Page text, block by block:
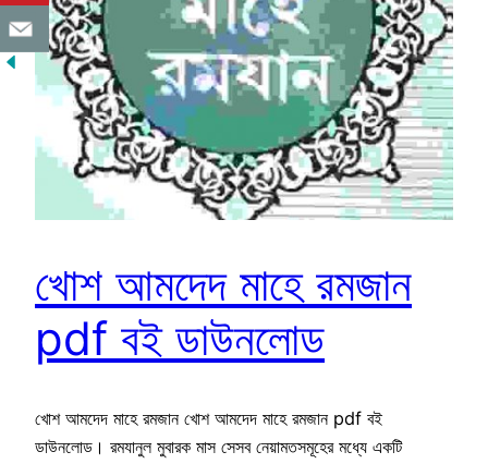
খোশ আমদেদ মাহে রমজান
pdf বই ডাউনলোড
খোশ আমদেদ মাহে রমজান খোশ আমদেদ মাহে রমজান pdf বই
ডাউনলোড। রমযানুল মুবারক মাস সেসব নেয়ামতসমূহের মধ্যে একটি